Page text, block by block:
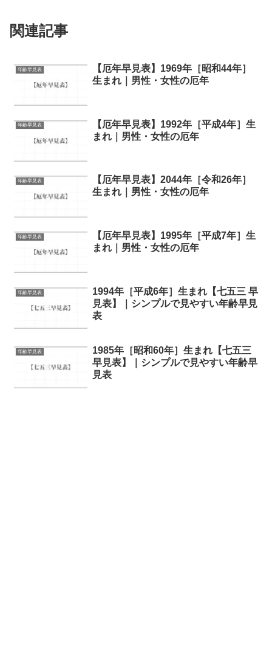
関連記事
年齢早見表
【厄年早見表】1969年［昭和44年］
生まれ｜男性・女性の厄年
年齢早見表
【厄年早見表】1992年［平成4年］生
まれ｜男性・女性の厄年
年齢早見表
【厄年早見表】2044年［令和26年］
生まれ｜男性・女性の厄年
年齢早見表
【厄年早見表】1995年［平成7年］生
まれ｜男性・女性の厄年
年齢早見表
1994年［平成6年］生まれ【七五三 早
見表】｜シンプルで見やすい年齢早見
表
年齢早見表
1985年［昭和60年］生まれ【七五三
早見表】｜シンプルで見やすい年齢早
見表